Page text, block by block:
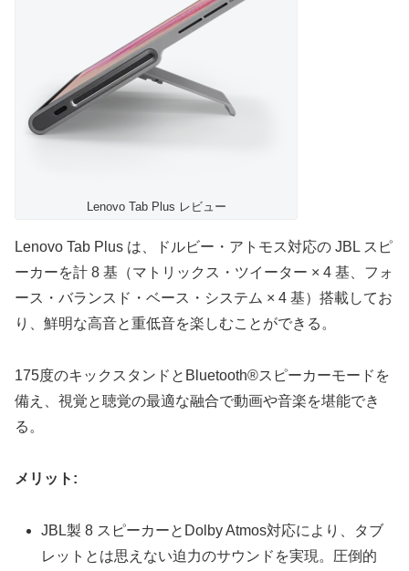
Lenovo Tab Plus レビュー
Lenovo Tab Plus は、ドルビー・アトモス対応の JBL スピ
ーカーを計 8 基（マトリックス・ツイーター × 4 基、フォ
ース・バランスド・ベース・システム × 4 基）搭載してお
り、鮮明な高音と重低音を楽しむことができる。
175度のキックスタンドとBluetooth®スピーカーモードを
備え、視覚と聴覚の最適な融合で動画や音楽を堪能でき
る。
メリット:
JBL製 8 スピーカーとDolby Atmos対応により、タブ
レットとは思えない迫力のサウンドを実現。圧倒的